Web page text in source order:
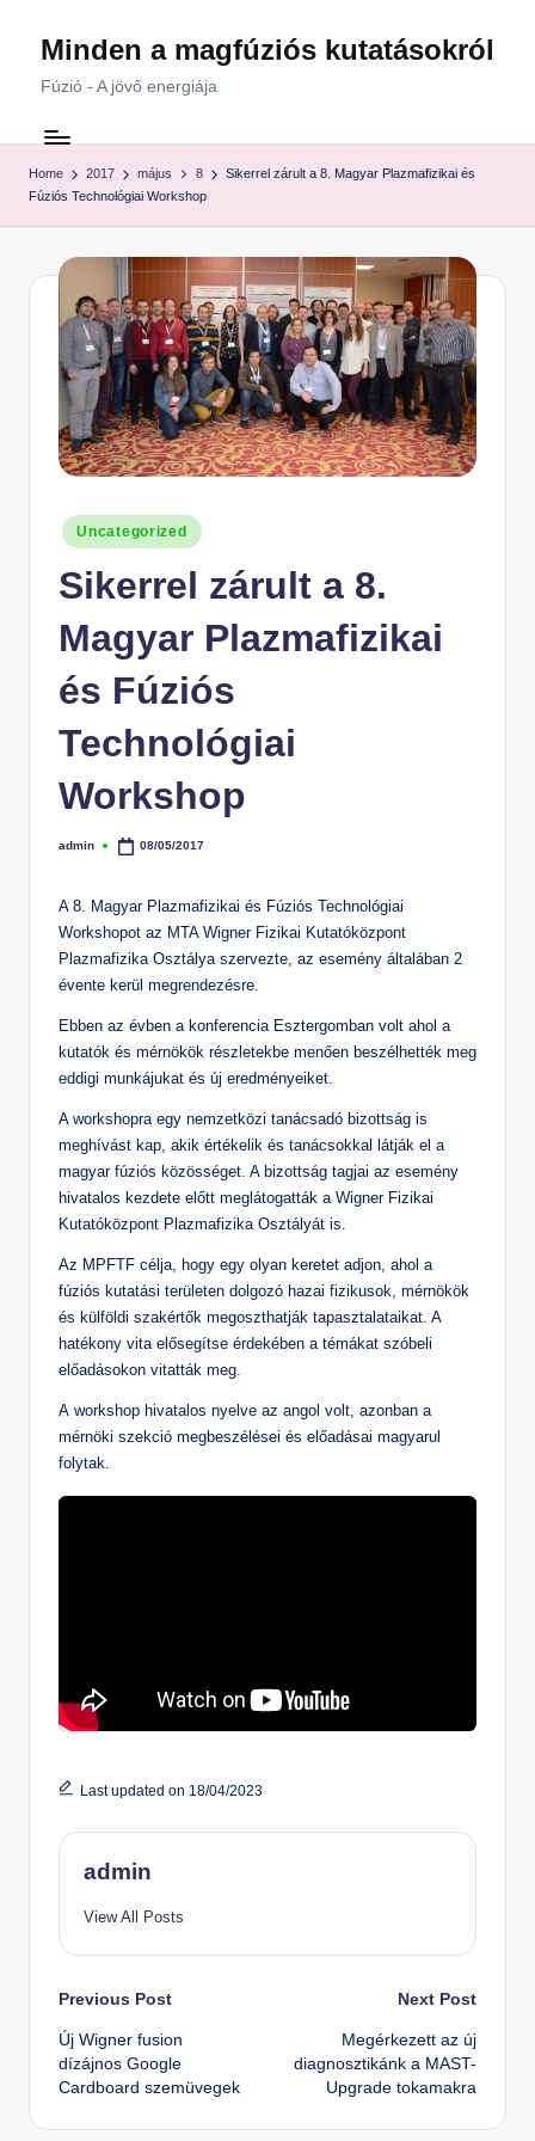
Minden a magfúziós kutatásokról
Fúzió - A jövő energiája
Home 2017 május 8
Sikerrel zárult a 8. Magyar Plazmafizikai és
Fúziós Technológiai Workshop
Posted
in
Uncategorized
Sikerrel zárult a 8.
Magyar Plazmafizikai
és Fúziós
Technológiai
Workshop
Posted
admin 08/05/2017
A 8. Magyar Plazmafizikai és Fúziós Technológiai
Workshopot az MTA Wigner Fizikai Kutatóközpont
Plazmafizika Osztálya szervezte, az esemény általában 2
évente kerül megrendezésre.
Ebben az évben a konferencia Esztergomban volt ahol a
kutatók és mérnökök részletekbe menően beszélhették meg
eddigi munkájukat és új eredményeiket.
A workshopra egy nemzetközi tanácsadó bizottság is
meghívást kap, akik értékelik és tanácsokkal látják el a
magyar fúziós közösséget. A bizottság tagjai az esemény
hivatalos kezdete előtt meglátogatták a Wigner Fizikai
Kutatóközpont Plazmafizika Osztályát is.
Az MPFTF célja, hogy egy olyan keretet adjon, ahol a
fúziós kutatási területen dolgozó hazai fizikusok, mérnökök
és külföldi szakértők megoszthatják tapasztalataikat. A
hatékony vita elősegítse érdekében a témákat szóbeli
előadásokon vitatták meg.
A workshop hivatalos nyelve az angol volt, azonban a
mérnöki szekció megbeszélései és előadásai magyarul
folytak.
Last updated on 18/04/2023
admin
View All Posts
Post
navigation
Previous Post
Új Wigner fusion
dízájnos Google
Cardboard szemüvegek
Next Post
Megérkezett az új
diagnosztikánk a MAST-
Upgrade tokamakra